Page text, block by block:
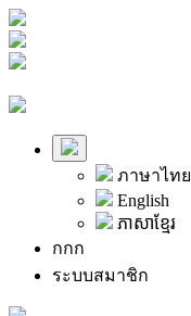
ภาษาไทย
English
ភាសាខ្មែរ
กกก
ระบบสมาชิก